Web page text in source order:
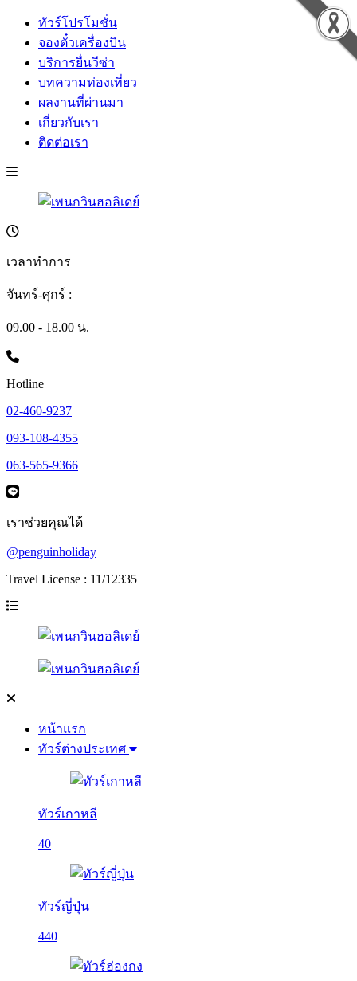
ทัวร์โปรโมชั่น
จองตั๋วเครื่องบิน
บริการยื่นวีซ่า
บทความท่องเที่ยว
ผลงานที่ผ่านมา
เกี่ยวกับเรา
ติดต่อเรา
เวลาทำการ
จันทร์-ศุกร์ :
09.00 - 18.00 น.
Hotline
02-460-9237
093-108-4355
063-565-9366
เราช่วยคุณได้
@penguinholiday
Travel License : 11/12335
หน้าแรก
ทัวร์ต่างประเทศ
ทัวร์เกาหลี
40
ทัวร์ญี่ปุ่น
440